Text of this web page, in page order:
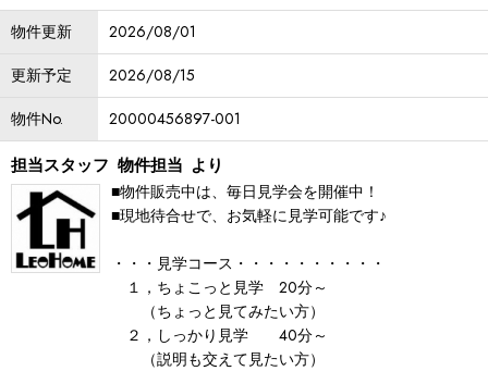
物件更新
2026/08/01
更新予定
2026/08/15
物件No.
20000456897-001
担当スタッフ 物件担当 より
■物件販売中は、毎日見学会を開催中！
■現地待合せで、お気軽に見学可能です♪
・・・見学コース・・・・・・・・・・
１，ちょこっと見学 20分～
（ちょっと見てみたい方）
２，しっかり見学 40分～
（説明も交えて見たい方）